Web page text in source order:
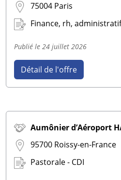
75004 Paris
Finance, rh,
Publié le 24 juillet 2026
Détail de l'offre
Aumônier d’Aéroport
95700 Roissy-en-France
Pastorale - CDI